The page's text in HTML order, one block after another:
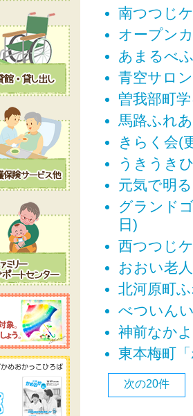
南つつじ
オープン
あまるべ
青空サロ
曽我部町
馬路ふれ
きらく会(
うきうき
元気で明
グランド
日)
西つつじ
おおい老
北河原町
べついん
神前なか
東本梅町
次の20件